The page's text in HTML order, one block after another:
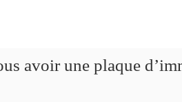
avoir une plaque